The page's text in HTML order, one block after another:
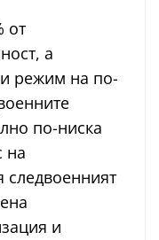
от
а
режим на по-
по-ниска
на
и